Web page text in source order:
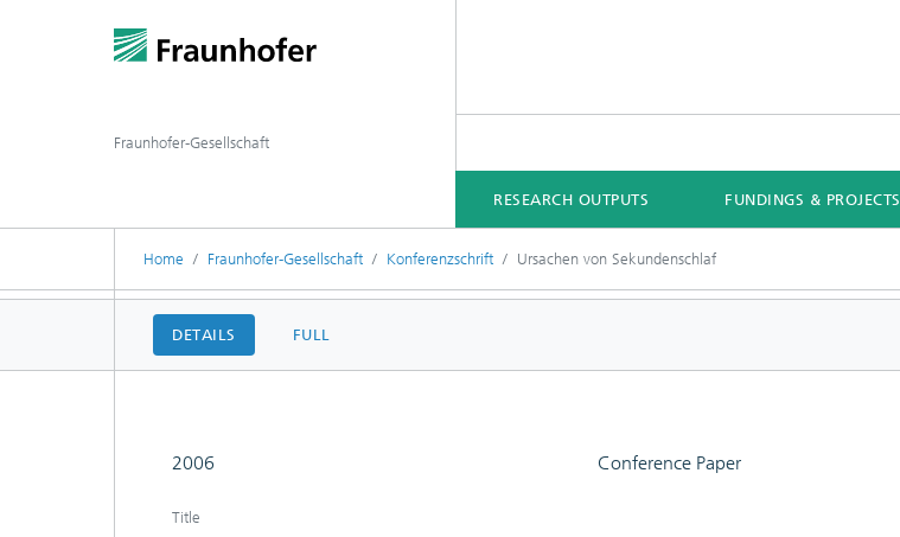
RESEARCH OUTPUTS FUNDINGS & PROJECTS
Fraunhofer-Gesellschaft
Home Fraunhofer-Gesellschaft Konferenzschrift Ursachen von Sekundenschlaf
DETAILS FULL
2006 Conference Paper
Title